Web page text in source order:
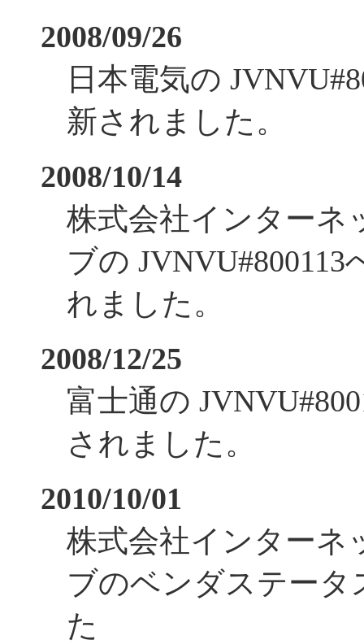
2008/09/26
日本電気の
新されました。
2008/10/14
株式会社インターネ
ブの
れました。
2008/12/25
富士通の
されました。
2010/10/01
株式会社インターネ
ブのベンダステータ
た